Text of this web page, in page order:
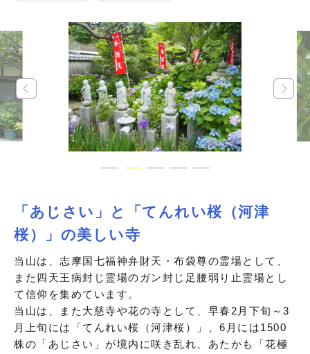
「あじさい」と「てんれい桜（河津
桜）」の美しい寺
当山は、志摩国七福神弁財天・布袋尊の霊場として、
また四天王病封じ霊場のガン封じ足腰弱り止霊場とし
て信仰を集めています。
当山は、また大慈寺や花の寺として、早春2月下旬～3
月上旬には「てんれい桜（河津桜）」、6月には1500
株の「あじさい」が境内に咲き乱れ、あたかも「花極